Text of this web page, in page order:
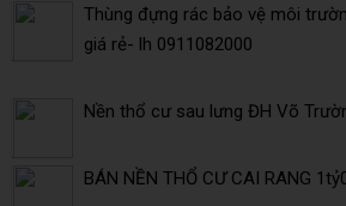
Thùng đựng rác bảo vệ môi
giá rẻ- lh 0911082000
Nền thổ cư sau lưng ĐH Võ
BÁN NỀN THỔ CƯ CAI RANG